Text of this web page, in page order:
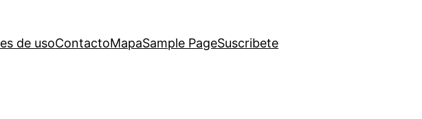
de usoContactoMapaSample PageSuscribete